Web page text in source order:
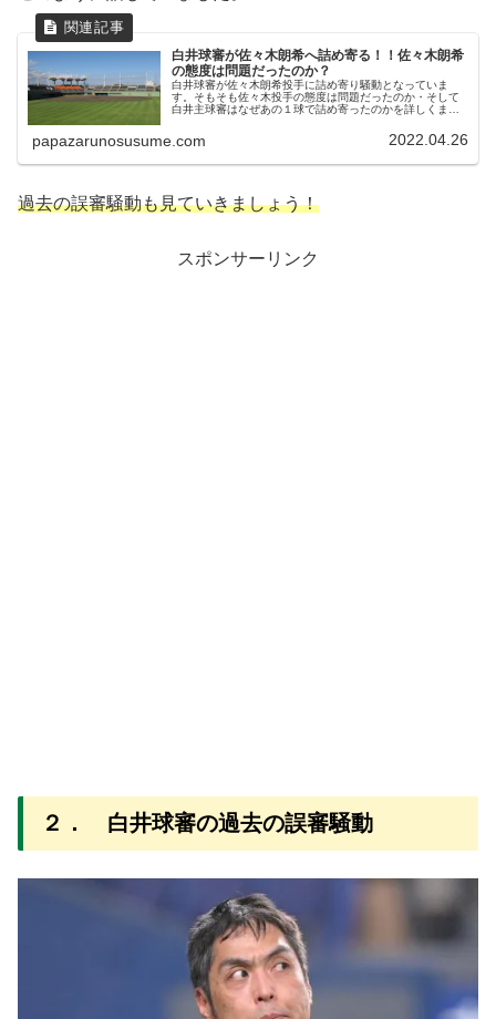
白井球審が佐々木朗希へ詰め寄る！！佐々木朗希
の態度は問題だったのか？
白井球審が佐々木朗希投手に詰め寄り騒動となっていま
す。そもそも佐々木投手の態度は問題だったのか・そして
白井主球審はなぜあの１球で詰め寄ったのかを詳しくまと
papazarunosusume.com 2022.04.26
過去の誤審騒動も見ていきましょう！
スポンサーリンク
２． 白井球審の過去の誤審騒動